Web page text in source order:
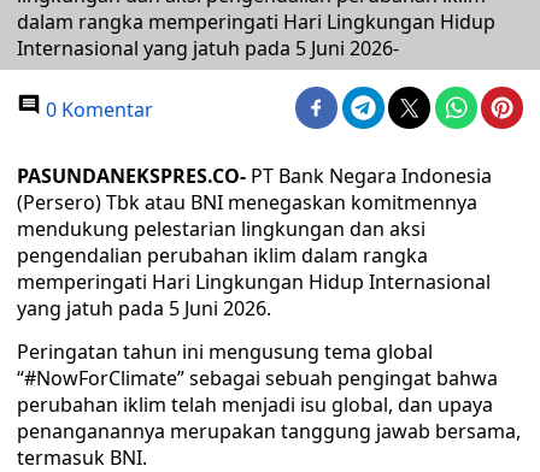
dalam rangka memperingati Hari Lingkungan Hidup
Internasional yang jatuh pada 5 Juni 2026-
0 Komentar
PASUNDANEKSPRES.CO- PT Bank Negara Indonesia
(Persero) Tbk atau BNI menegaskan komitmennya
mendukung pelestarian lingkungan dan aksi
pengendalian perubahan iklim dalam rangka
memperingati Hari Lingkungan Hidup Internasional
yang jatuh pada 5 Juni 2026.
Peringatan tahun ini mengusung tema global
“#NowForClimate” sebagai sebuah pengingat bahwa
perubahan iklim telah menjadi isu global, dan upaya
penanganannya merupakan tanggung jawab bersama,
termasuk BNI.